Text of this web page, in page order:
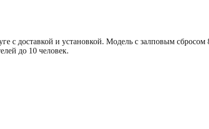
с доставкой и установкой. Модель с залповым
до 10 человек.